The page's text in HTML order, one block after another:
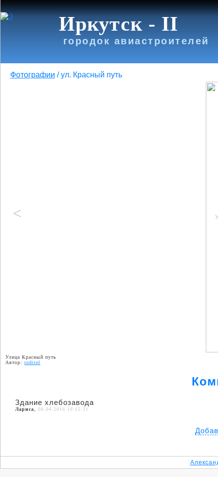
Иркутск - II
городок авиастроителей
Фотографии /ул. Красный путь
<
Улица Красный путь
Автор: roditel
Здание хлебозавода
Лариса 08.04.2016 16:15:31